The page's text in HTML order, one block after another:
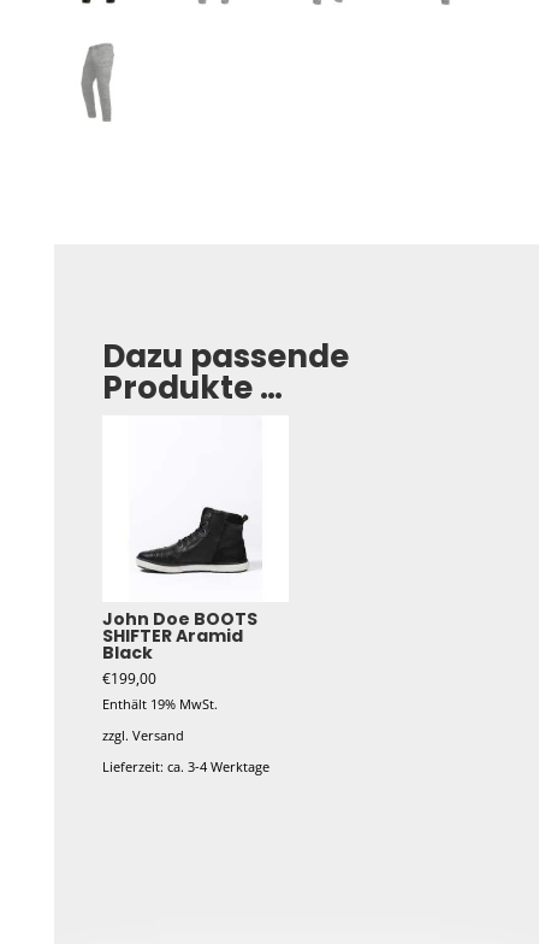
Dazu passende
Produkte …
John Doe BOOTS
SHIFTER Aramid
Black
€199,00
Enthält 19% MwSt.
zzgl.Versand
Lieferzeit: ca. 3-4 Werktage